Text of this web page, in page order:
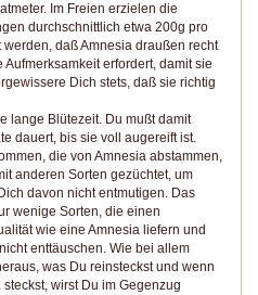
Im Freien erzielen die
durchschnittlich etwa 200g pro
daß Amnesia draußen recht
erfordert, damit sie
Dich stets, daß sie richtig
lange Blütezeit. Du mußt damit
dauert, bis sie voll augereift ist.
die von Amnesia abstammen,
anderen Sorten gezüchtet, um
davon nicht entmutigen. Das
wenige Sorten, die einen
wie eine Amnesia liefern und
enttäuschen. Wie bei allem
was Du reinsteckst und wenn
wirst Du im Gegenzug